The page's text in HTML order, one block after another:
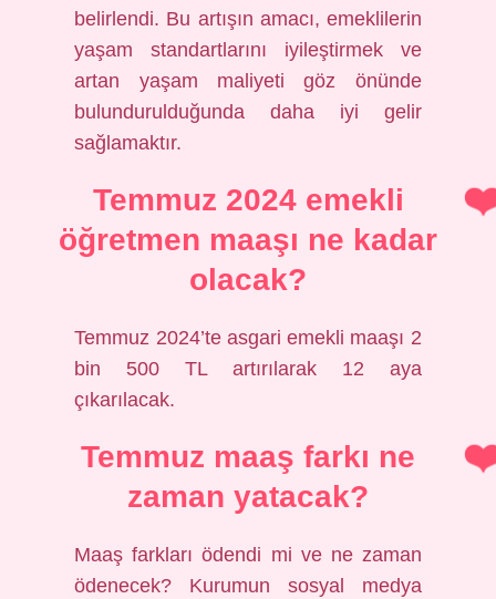
belirlendi. Bu artışın amacı, emeklilerin
yaşam standartlarını iyileştirmek ve
artan yaşam maliyeti göz önünde
bulundurulduğunda daha iyi gelir
sağlamaktır.
Temmuz 2024 emekli
öğretmen maaşı ne kadar
olacak?
Temmuz 2024’te asgari emekli maaşı 2
bin 500 TL artırılarak 12 aya
çıkarılacak.
Temmuz maaş farkı ne
zaman yatacak?
Maaş farkları ödendi mi ve ne zaman
ödenecek? Kurumun sosyal medya